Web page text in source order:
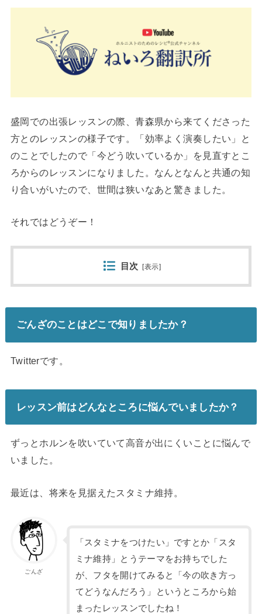
盛岡での出張レッスンの際、青森県から来てくださった
方とのレッスンの様子です。「効率よく演奏したい」と
のことでしたので「今どう吹いているか」を見直すとこ
ろからのレッスンになりました。なんとなんと共通の知
り合いがいたので、世間は狭いなあと驚きました。
それではどうぞー！
目次 [表示]
ごんざのことはどこで知りましたか？
Twitterです。
レッスン前はどんなところに悩んでいましたか？
ずっとホルンを吹いていて高音が出にくいことに悩んで
いました。
最近は、将来を見据えたスタミナ維持。
ごんざ
「スタミナをつけたい」ですとか「スタ
ミナ維持」とうテーマをお持ちでした
が、フタを開けてみると「今の吹き方っ
てどうなんだろう」というところから始
まったレッスンでしたね！